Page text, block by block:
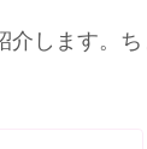
介します。ち